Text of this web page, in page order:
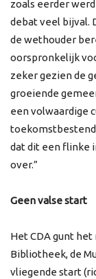
zoals eerder
debat veel bijval.
de wethouder
oorspronkelijk
zeker gezien de
groeiende
een volwaardige
dat dit een flinke
over.”
Geen valse start
Het CDA gunt
Bibliotheek, de
vliegende start